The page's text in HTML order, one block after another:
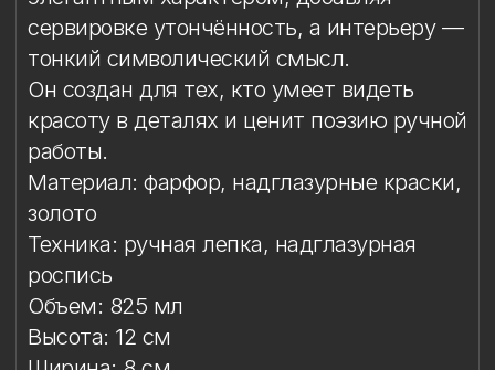
Назначение
Особый уход
Упаковка
Назначение
Фарфоровая конфетница предназначена
для сервировки и хранения конфет,
печенья, орехов, сухофруктов и других
сладостей. Подходит для
повседневного использования
и праздничной сервировки стола.
Станет изящным элементом
интерьера, а также прекрасным
подарком на любое торжество.
Особый уход
Каждая конфетница расписана